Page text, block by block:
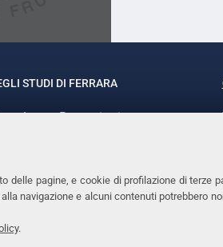
delle pagine, e cookie di profilazione di terze
navigazione e alcuni contenuti potrebbero
.
STUDI DI FERRARA
Laura Ramaciotti